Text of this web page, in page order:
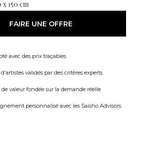
x 150 cm
FAIRE UNE OFFRE
avec des prix traçables
validés par des critères experts
valeur fondée sur la demande réelle
personnalisé avec les Saisho Advisors